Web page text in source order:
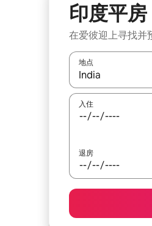
印度平房
在爱彼迎上寻找并
地点
如有搜索结果，请
入住
退房